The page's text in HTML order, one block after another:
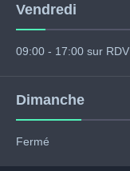
Vendredi
09:00 - 17:00 sur RDV
Dimanche
Fermé